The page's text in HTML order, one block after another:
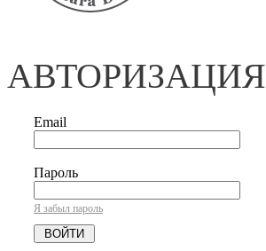
АВТОРИЗАЦИЯ
Email
Пароль
Я забыл пароль